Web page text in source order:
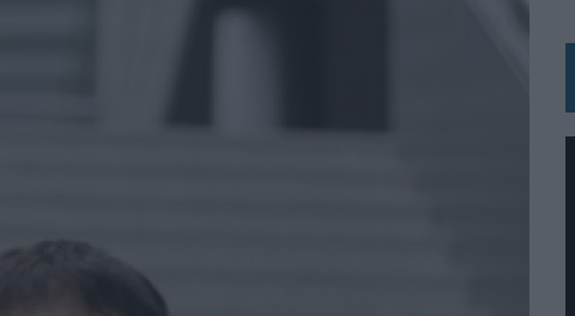
AUDIO EN SU NUEVA CAMPAÑA GLOBAL DE MARCA